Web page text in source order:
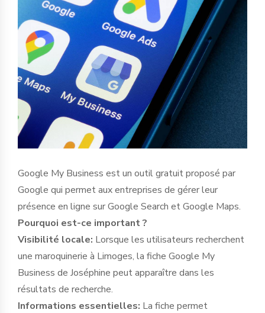
Google My Business est un outil gratuit proposé par
Google qui permet aux entreprises de gérer leur
présence en ligne sur Google Search et Google Maps.
Pourquoi est-ce important ?
Visibilité locale: Lorsque les utilisateurs recherchent
une maroquinerie à Limoges, la fiche Google My
Business de Joséphine peut apparaître dans les
résultats de recherche.
Informations essentielles: La fiche permet